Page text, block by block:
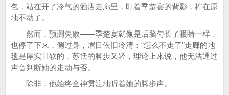
包，站在开了冷气的酒店走廊里，盯着季楚宴的背影，杵在原
地不动了。
然而，预测失败——季楚宴就像是后脑勺长了眼睛一样，
也停了下来，侧过身，眉目依旧冷清：“怎么不走了”走廊的地
毯是厚实且软的，苏恬的脚步又轻，理论上来说，他无法通过
声音判断她的走动与否。
除非，他始终全神贯注地听着她的脚步声。